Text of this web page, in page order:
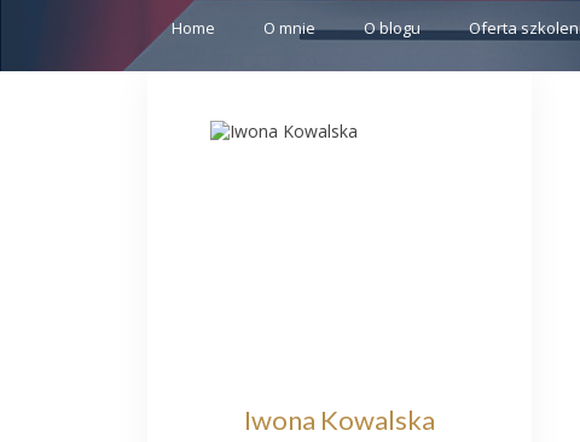
Home O mnie O blogu Oferta
Iwona Kowalska